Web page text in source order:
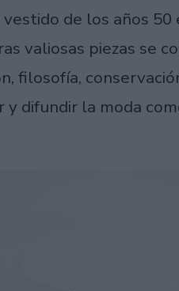
de los años 50
valiosas piezas se
filosofía,
difundir la moda